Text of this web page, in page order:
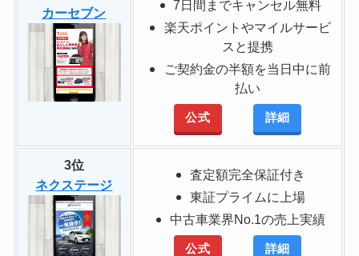
カーセブン
7日間までキャンセル無料
楽天ポイントやマイルサービ
スと提携
ご契約金の半額を当日中に前
払い
公式 詳細
3位
ネクステージ
査定額完全保証付き
東証プライムに上場
中古車業界No.1の売上実績
公式 詳細